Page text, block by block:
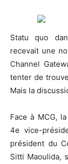
Statu quo
recevait une
Channel
tenter de
Mais la
Face à MCG,
4e vice-
président du
Sitti Maoulida,